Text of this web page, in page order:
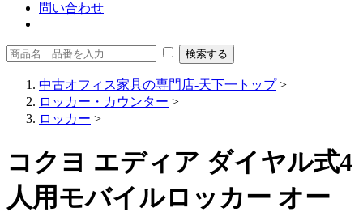
問い合わせ
中古オフィス家具の専門店-天下一トップ>
ロッカー・カウンター >
ロッカー >
コクヨ エディア ダイヤル式4
人用モバイルロッカー オー